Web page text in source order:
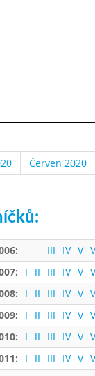
Červen 2020
III IV V
I II III IV V
I II III IV V
I II III IV V
I II III IV V
I II III IV V